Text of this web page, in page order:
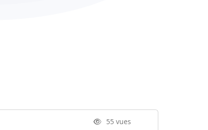
55 vues